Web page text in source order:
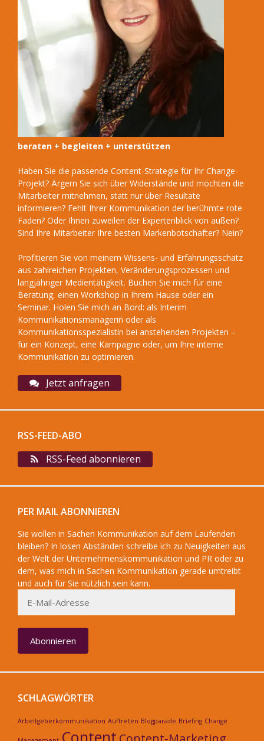
beraten + begleiten + unterstützen
Haben Sie die passende Content-Strategie für Ihr Change-
Projekt? Ärgern Sie sich über Widerstände und möchten die
Mitarbeiter mitnehmen, statt nur über Resultate
informieren? Fehlt Ihrer Kommunikation der berühmte rote
Faden? Oder Ihnen zuweilen der Expertenblick von außen?
Sind Ihre Mitarbeiter Ihre besten Markenbotschafter? Nein?
Profitieren Sie von meinem Wissens- und Erfahrungsschatz
aus zahlreichen Projekten, Veränderungsprozessen und
langjähriger Medientätigkeit. Buchen Sie mich für eine
Beratung, einen Workshop in Ihrem Hause oder ein
Seminar. Holen Sie mich an Bord: als Interim
Kommunikationsmanagerin oder als
Kommunikationsspezialistin bei anstehenden Projekten –
für ein Konzept, eine Kampagne oder, um Ihre interne
Kommunikation zu optimieren.
Jetzt anfragen
RSS-FEED-ABO
RSS-Feed abonnieren
PER MAIL ABONNIEREN
Sie wollen in Sachen Kommunikation auf dem Laufenden
bleiben? In losen Abständen schreibe ich zu Neuigkeiten aus
der Welt der Unternehmenskommunikation und PR oder zu
dem, was mich in Sachen Kommunikation gerade umtreibt
und auch für Sie nützlich sein kann.
Mail-
Abonnieren
SCHLAGWÖRTER
Arbeitgeberkommunikation Auftreten Blogparade Briefing Change
Content